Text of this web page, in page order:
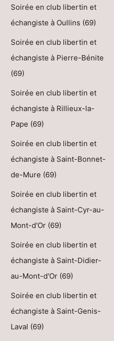
Soirée en club libertin et
échangiste à Oullins (69)
Soirée en club libertin et
échangiste à Pierre-Bénite
(69)
Soirée en club libertin et
échangiste à Rillieux-la-
Pape (69)
Soirée en club libertin et
échangiste à Saint-Bonnet-
de-Mure (69)
Soirée en club libertin et
échangiste à Saint-Cyr-au-
Mont-d'Or (69)
Soirée en club libertin et
échangiste à Saint-Didier-
au-Mont-d'Or (69)
Soirée en club libertin et
échangiste à Saint-Genis-
Laval (69)